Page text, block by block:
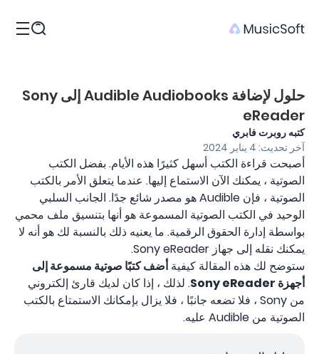
حلول لإضافة Audible Audiobooks إلى Sony
eReader
كتبه روبرت فابري
آخر تحديث: 4 يناير 2024
أصبحت قراءة الكتب أسهل كثيرًا هذه الأيام. بفضل الكتب
الصوتية ، يمكنك الآن الاستماع إليها. عندما يتعلق الأمر بالكتب
الصوتية ، فإن Audible هو مصدر شائع جدًا. الجانب السلبي
الوحيد في الكتب الصوتية المسموعة هو أنها بتنسيق ملف محمي
بواسطة إدارة الحقوق الرقمية. ما يعنيه ذلك بالنسبة لك هو أنه لا
يمكنك نقله إلى جهاز Sony eReader.
ستوضح لك هذه المقالة كيفيةأضف كتبًا صوتية مسموعة إلى
أجهزة Sony eReader
. لذلك ، إذا كان لديك قارئ إلكتروني
من Sony ، فلا تضعه جانبًا ، فلا يزال بإمكانك الاستمتاع بالكتب
الصوتية من Audible عليه.